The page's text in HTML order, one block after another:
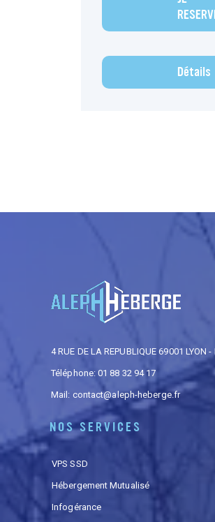
Détails
4 RUE DE LA REPUBLIQUE 69001 LYON -
Téléphone: 01 88 32 94 17
Mail: contact@aleph-heberge.fr
NOS SERVICES
VPS SSD
Hébergement Mutualisé
Infogérance